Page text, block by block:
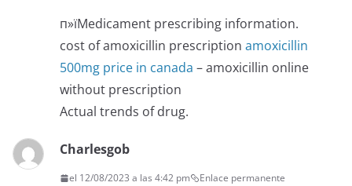
п»їMedicament prescribing information.
cost of amoxicillin prescription amoxicillin
500mg price in canada – amoxicillin online
without prescription
Actual trends of drug.
Charlesgob
el 12/08/2023 a las 4:42 pm Enlace permanente